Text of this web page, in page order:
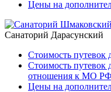
Цены на
Санаторий Дарасунский
Стоимость путевок
Стоимость
отношения к МО РФ
Цены на